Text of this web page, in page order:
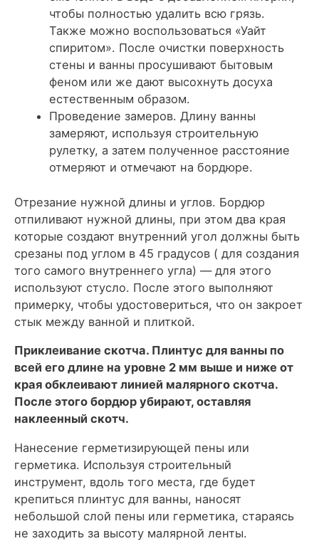
чтобы полностью удалить всю грязь.
Также можно воспользоваться «Уайт
спиритом». После очистки поверхность
стены и ванны просушивают бытовым
феном или же дают высохнуть досуха
естественным образом.
Проведение замеров. Длину ванны
замеряют, используя строительную
рулетку, а затем полученное расстояние
отмеряют и отмечают на бордюре.
Отрезание нужной длины и углов. Бордюр
отпиливают нужной длины, при этом два края
которые создают внутренний угол должны быть
срезаны под углом в 45 градусов ( для создания
того самого внутреннего угла) — для этого
используют стусло. После этого выполняют
примерку, чтобы удостовериться, что он закроет
стык между ванной и плиткой.
Приклеивание скотча. Плинтус для ванны по
всей его длине на уровне 2 мм выше и ниже от
края обклеивают линией малярного скотча.
После этого бордюр убирают, оставляя
наклеенный скотч.
Нанесение герметизирующей пены или
герметика. Используя строительный
инструмент, вдоль того места, где будет
крепиться плинтус для ванны, наносят
небольшой слой пены или герметика, стараясь
не заходить за высоту малярной ленты.